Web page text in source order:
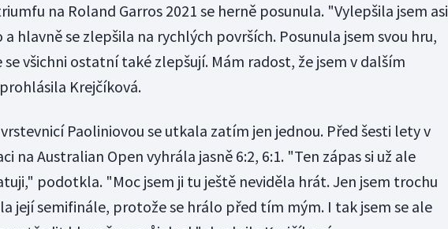
na Roland Garros 2021 se herně posunula. "Vylepšila jsem asi
a hlavně se zlepšila na rychlých površích. Posunula jsem svou hru,
všichni ostatní také zlepšují. Mám radost, že jsem v dalším
Krejčíková.
vrstevnicí Paoliniovou se utkala zatím jen jednou. Před šesti lety v
na Australian Open vyhrála jasně 6:2, 6:1. "Ten zápas si už ale
podotkla. "Moc jsem ji tu ještě neviděla hrát. Jen jsem trochu
její semifinále, protože se hrálo před tím mým. I tak jsem se ale